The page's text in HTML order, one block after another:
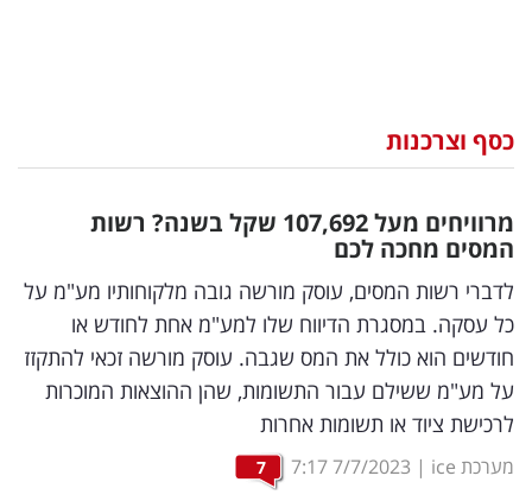
וצרכנות
דיגיטל
וטק
שיווק
ופרסום
משפט
כסף וצרכנות
מרוויחים מעל 107,692 שקל בשנה? רשות
המסים מחכה לכם
לדברי רשות המסים, עוסק מורשה גובה מלקוחותיו מע"מ על
כל עסקה. במסגרת הדיווח שלו למע"מ אחת לחודש או
חודשים הוא כולל את המס שגבה. עוסק מורשה זכאי להתקזז
על מע"מ ששילם עבור התשומות, שהן ההוצאות המוכרות
לרכישת ציוד או תשומות אחרות
מערכת ice |
7/7/2023
7:17
7